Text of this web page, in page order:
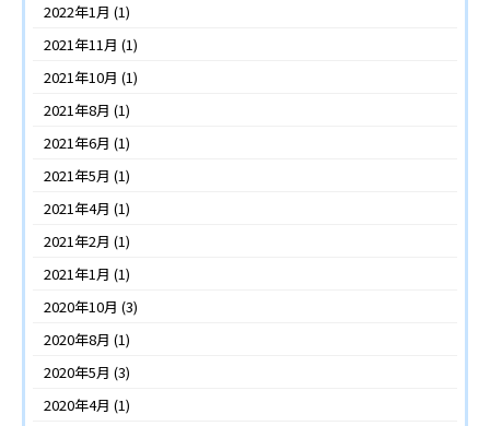
2022年1月 (1)
2021年11月 (1)
2021年10月 (1)
2021年8月 (1)
2021年6月 (1)
2021年5月 (1)
2021年4月 (1)
2021年2月 (1)
2021年1月 (1)
2020年10月 (3)
2020年8月 (1)
2020年5月 (3)
2020年4月 (1)